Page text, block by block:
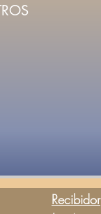
Recibidor